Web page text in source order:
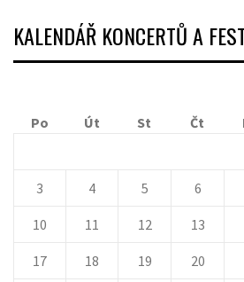
KALENDÁŘ KONCERTŮ A
Po
Út St Čt
3 4 5 6
10 11 12 13
17 18 19 20